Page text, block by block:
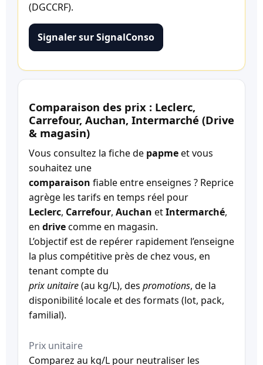
(DGCCRF).
Signaler sur SignalConso
Comparaison des prix : Leclerc,
Carrefour, Auchan, Intermarché (Drive
& magasin)
Vous consultez la fiche de papmeet vous
souhaitez une
comparaison fiable entre enseignes ? Reprice
agrège les tarifs en temps réel pour
Leclerc, Carrefour, Auchan etIntermarché,
en drivecomme en magasin.
L’objectif est de repérer rapidement l’enseigne
la plus compétitive près de chez vous, en
tenant compte du
prix unitaire(au kg/L), des promotions, de la
disponibilité locale et des formats (lot, pack,
familial).
Prix unitaire
Comparez au kg/L pour neutraliser les